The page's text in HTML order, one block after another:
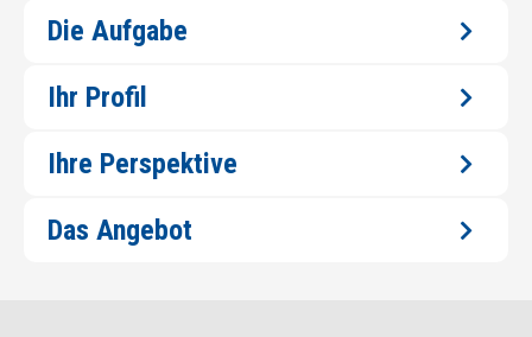
Die Aufgabe
Ihr Profil
Ihre Perspektive
Das Angebot